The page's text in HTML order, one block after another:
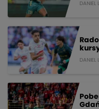
DANIEL
DANIEL